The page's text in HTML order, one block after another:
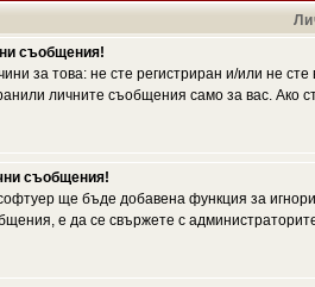
съобщения!
за това: не сте регистриран и/или не
личните съобщения само за вас. Ако
съобщения!
ще бъде добавена функция за
е да се свържете с